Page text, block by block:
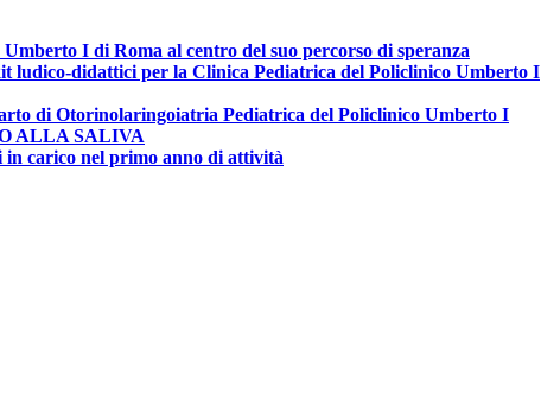
I di Roma al centro del suo percorso di speranza
ludico-didattici per la Clinica Pediatrica del Policlinico Umberto I
di Otorinolaringoiatria Pediatrica del Policlinico Umberto I
ALLA SALIVA
carico nel primo anno di attività